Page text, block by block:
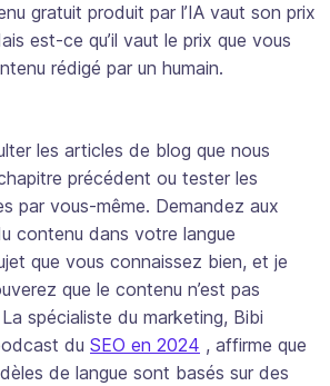
gratuit produit par l’IA vaut son prix
est-ce qu’il vaut le prix que vous
rédigé par un humain.
les articles de blog que nous
précédent ou tester les
par vous-même. Demandez aux
contenu dans votre langue
que vous connaissez bien, et je
que le contenu n’est pas
spécialiste du marketing, Bibi
du SEO en 2024 , affirme que
de langue sont basés sur des